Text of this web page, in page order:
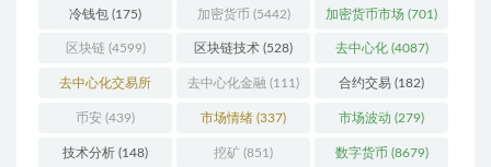
冷钱包 (175) 加密货币 (5442) 加密货币市场 (701)
区块链(4599) 区块链技术 (528) 去中心化(4087)
去中心化交易所
(196)
去中心化金融 (111) 合约交易 (182)
币安 (439) 市场情绪 (337) 市场波动 (279)
技术分析 (148) 挖矿 (851) 数字货币 (8679)